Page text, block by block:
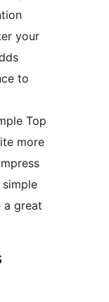
your
to
Top
more
great